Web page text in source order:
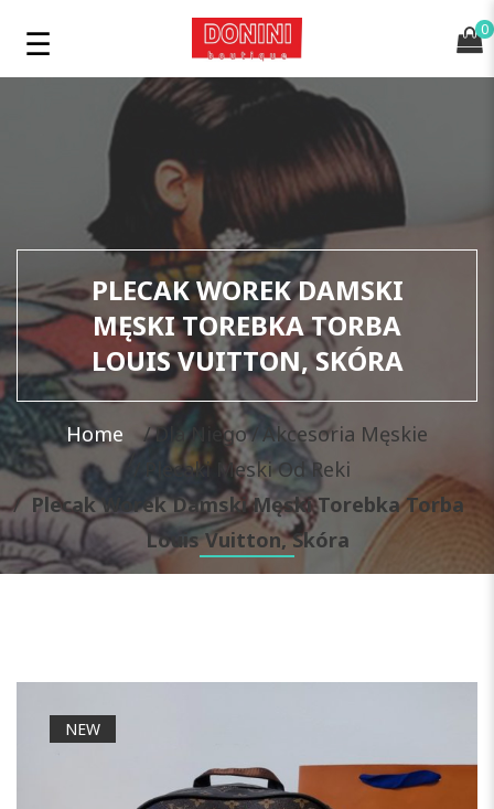
0
PLECAK WOREK DAMSKI
MĘSKI TOREBKA TORBA
LOUIS VUITTON, SKÓRA
Home Dla Niego
Akcesoria Męskie
Plecaki Meski Od Reki
Plecak Worek Damski Męski Torebka Torba
Louis Vuitton, Skóra
NEW